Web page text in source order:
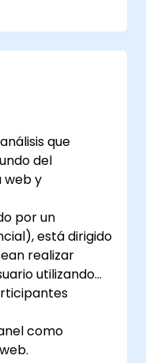
que
del
web y
por un
está dirigido
realizar
utilizando
como